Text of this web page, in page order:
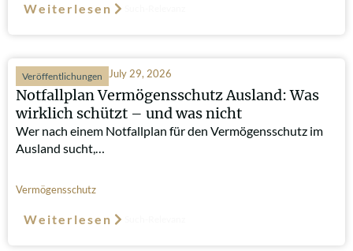
Weiterlesen
Veröffentlichungen July 29, 2026
Notfallplan Vermögensschutz Ausland: Was
wirklich schützt – und was nicht
Wer nach einem Notfallplan für den Vermögensschutz im
Ausland sucht,…
Vermögensschutz
Weiterlesen